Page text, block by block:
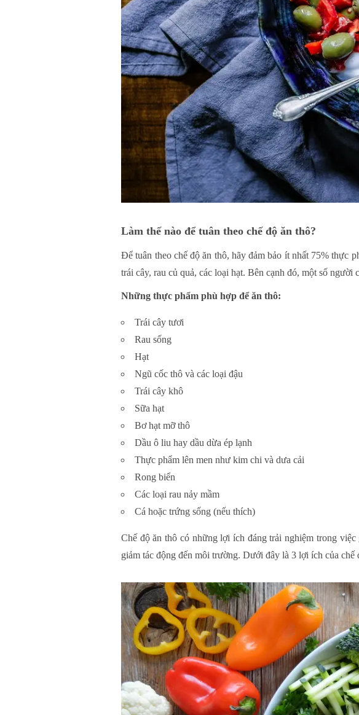
Làm thế nào để tuân theo chế độ ăn thô?
Để tuân theo chế độ ăn thô, hãy đảm bảo ít nhất 75% thực
trái cây, rau củ quả, các loại hạt. Bên cạnh đó, một số
Những thực phẩm phù hợp để ăn thô:
Trái cây tươi
Rau sống
Hạt
Ngũ cốc thô và các loại đậu
Trái cây khô
Sữa hạt
Bơ hạt mỡ thô
Dầu ô liu hay dầu dừa ép lạnh
Thực phẩm lên men như kim chi và dưa cải
Rong biển
Các loại rau nảy mầm
Cá hoặc trứng sống (nếu thích)
Chế độ ăn thô có những lợi ích đáng trải nghiệm trong
giảm tác động đến môi trường. Dưới đây là 3 lợi ích của